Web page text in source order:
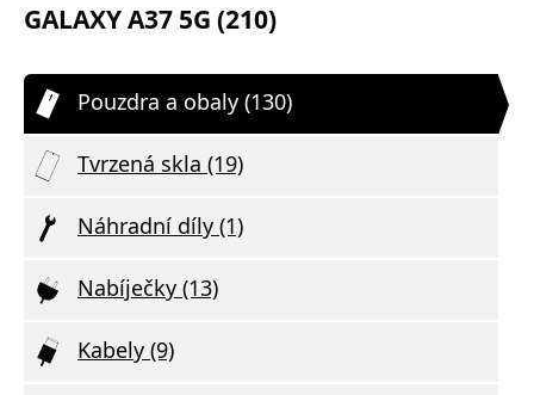
GALAXY A37 5G (210)
Pouzdra a obaly (130)
Tvrzená skla (19)
Náhradní díly (1)
Nabíječky (13)
Kabely (9)